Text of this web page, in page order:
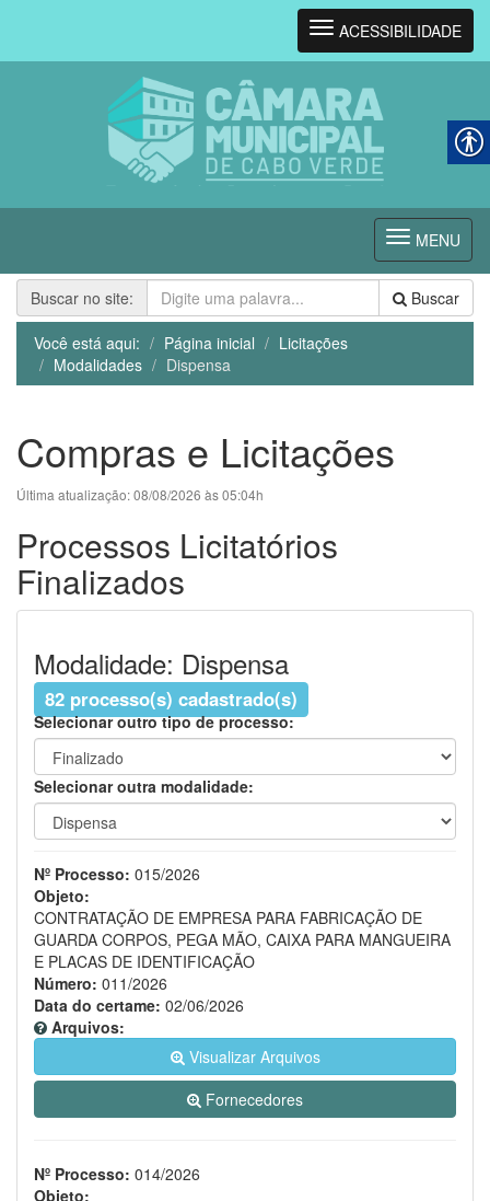
Navegação
ACESSIBILIDADE
Navegação
MENU
Buscar no site: Buscar
Você está aqui: Página inicial
Licitações
Modalidades
Dispensa
Compras e Licitações
Última atualização: 08/08/2026 às 05:04h
Processos Licitatórios
Finalizados
Modalidade: Dispensa
82 processo(s) cadastrado(s)
Selecionar outro tipo de processo:
Selecionar outra modalidade:
Nº Processo: 015/2026
Objeto:
CONTRATAÇÃO DE EMPRESA PARA FABRICAÇÃO DE
GUARDA CORPOS, PEGA MÃO, CAIXA PARA MANGUEIRA
E PLACAS DE IDENTIFICAÇÃO
Número: 011/2026
Data do certame: 02/06/2026
Arquivos:
Visualizar Arquivos
Fornecedores
Nº Processo: 014/2026
Objeto: